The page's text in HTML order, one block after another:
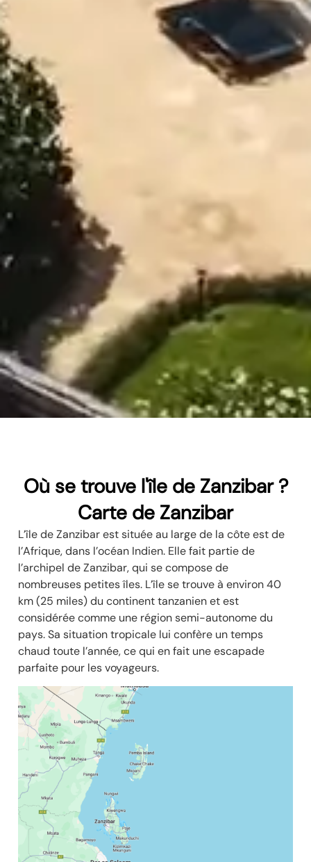
Où se trouve l'île de Zanzibar ?
Carte de Zanzibar
L’île de Zanzibar est située au large de la côte est de
l’Afrique, dans l’océan Indien. Elle fait partie de
l’archipel de Zanzibar, qui se compose de
nombreuses petites îles. L’île se trouve à environ 40
km (25 miles) du continent tanzanien et est
considérée comme une région semi-autonome du
pays. Sa situation tropicale lui confère un temps
chaud toute l’année, ce qui en fait une escapade
parfaite pour les voyageurs.